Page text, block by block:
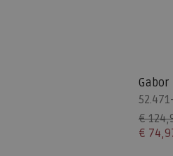
Gabor
€
€